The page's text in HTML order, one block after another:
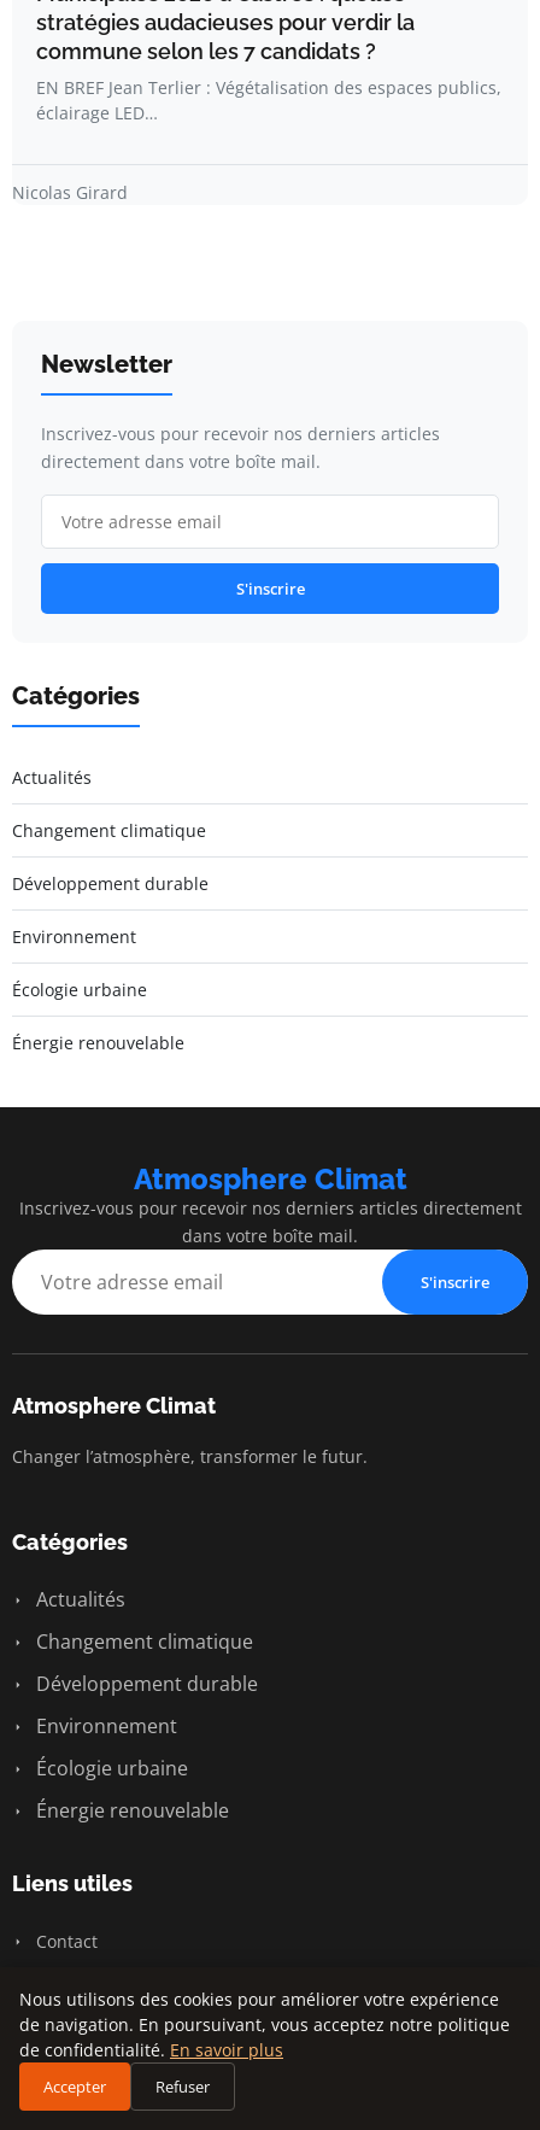
stratégies audacieuses pour verdir la
commune selon les 7 candidats ?
EN BREF Jean Terlier : Végétalisation des espaces publics,
éclairage LED…
Nicolas Girard
Newsletter
Inscrivez-vous pour recevoir nos derniers articles
directement dans votre boîte mail.
S'inscrire
Catégories
Actualités
Changement climatique
Développement durable
Environnement
Écologie urbaine
Énergie renouvelable
Atmosphere Climat
Inscrivez-vous pour recevoir nos derniers articles directement
dans votre boîte mail.
S'inscrire
Atmosphere Climat
Changer l’atmosphère, transformer le futur.
Catégories
Actualités
Changement climatique
Développement durable
Environnement
Écologie urbaine
Énergie renouvelable
Liens utiles
Contact
Informations
Plan du site
Nous utilisons des cookies pour améliorer votre expérience
de navigation. En poursuivant, vous acceptez notre politique
de confidentialité. En savoir plus
Accepter Refuser